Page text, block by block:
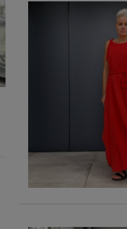
Top na krótkich
79,00
DO